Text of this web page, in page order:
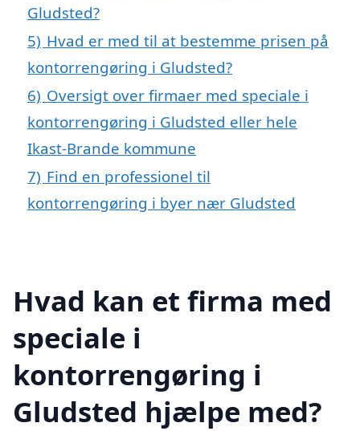
Gludsted?
5) Hvad er med til at bestemme prisen på
kontorrengøring i Gludsted?
6) Oversigt over firmaer med speciale i
kontorrengøring i Gludsted eller hele
Ikast-Brande kommune
7) Find en professionel til
kontorrengøring i byer nær Gludsted
Hvad kan et firma med
speciale i
kontorrengøring i
Gludsted hjælpe med?